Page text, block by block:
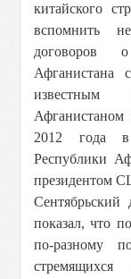
китайского
вспомнить
договоров о
Афганистана
известным
2012 года в
Республики
президентом
показал, что
по-разному